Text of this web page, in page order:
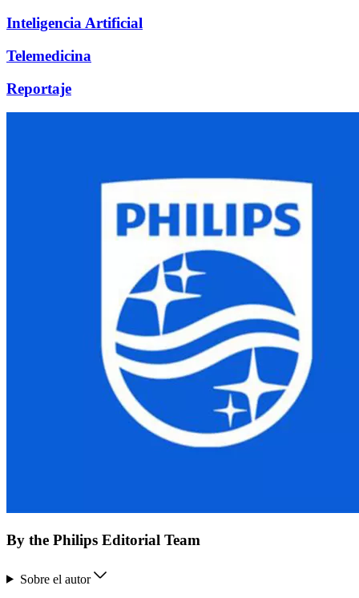
Inteligencia Artificial
Telemedicina
Reportaje
By the Philips Editorial Team
Sobre el autor